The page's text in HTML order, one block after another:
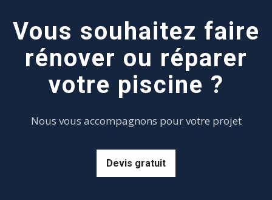
Vous souhaitez faire
rénover ou réparer
votre piscine ?
Nous vous accompagnons pour votre projet
Devis gratuit